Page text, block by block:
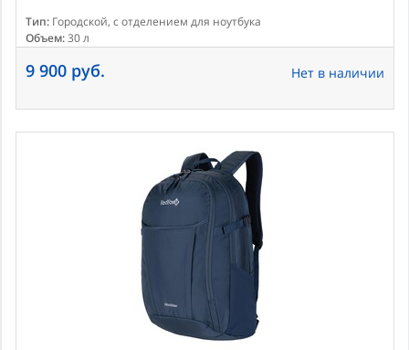
Тип: Городской, с отделением для ноутбука
Объем:30 л
9 900 руб. Нет в наличии